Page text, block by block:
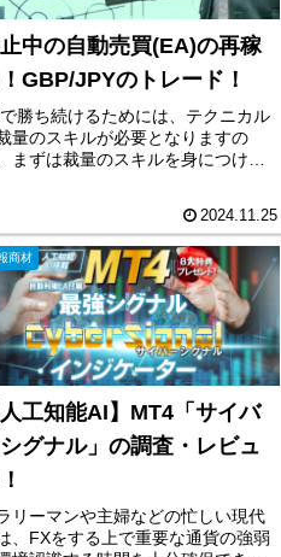
中の自動売買(EA)の再稼
GBP/JPYのトレード！
勝ち続けるためには、テクニカル
量のスキルが必要となりますの
まずは裁量のスキルを身につける
の段階として、より効率的なトレー
目指して自動売買(EA)の活用も...
2024.11.25
商材
人工知能AI】MT4「サイバ
グナル」の調査・レビュ
リーマンや主婦などの忙しい現代
、FXをする上で重要な通貨の強弱